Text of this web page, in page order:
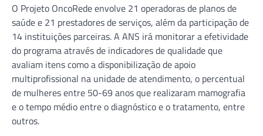
O Projeto OncoRede envolve 21 operadoras de planos de
saúde e 21 prestadores de serviços, além da participação de
14 instituições parceiras. A ANS irá monitorar a efetividade
do programa através de indicadores de qualidade que
avaliam itens como a disponibilização de apoio
multiprofissional na unidade de atendimento, o percentual
de mulheres entre 50-69 anos que realizaram mamografia
e o tempo médio entre o diagnóstico e o tratamento, entre
outros.